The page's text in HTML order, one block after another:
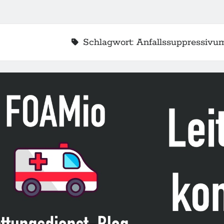
Schlagwort: